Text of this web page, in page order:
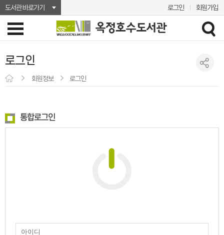
도서관 바로가기 로그인 회원가입
로그인
회원정보 로그인
통합로그인